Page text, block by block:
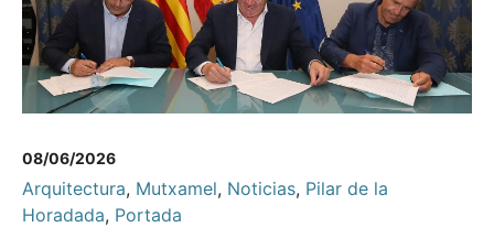
08/06/2026
Arquitectura, Mutxamel, Noticias, Pilar de la
Horadada, Portada